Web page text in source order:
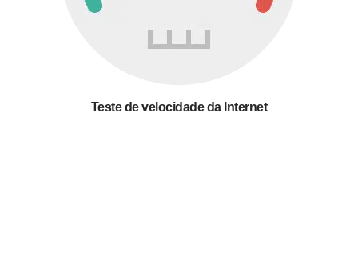
Teste de velocidade da Internet